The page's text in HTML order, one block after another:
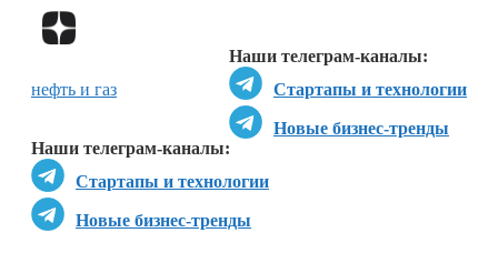
Наши телеграм-каналы:
Стартапы и технологии
Новые бизнес-тренды
Наши телеграм-каналы:
Стартапы и технологии
Новые бизнес-тренды
нефть и газ